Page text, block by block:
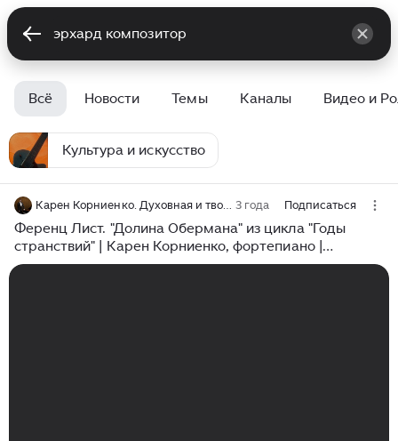
Всё Новости Темы Каналы Видео и
Культура и искусство
Карен Корниенко. Духовная и творческая жизнь 3 года Подписаться
Ференц Лист. "Долина Обермана" из цикла "Годы
странствий" | Карен Корниенко, фортепиано |
архивная запись 1997 года